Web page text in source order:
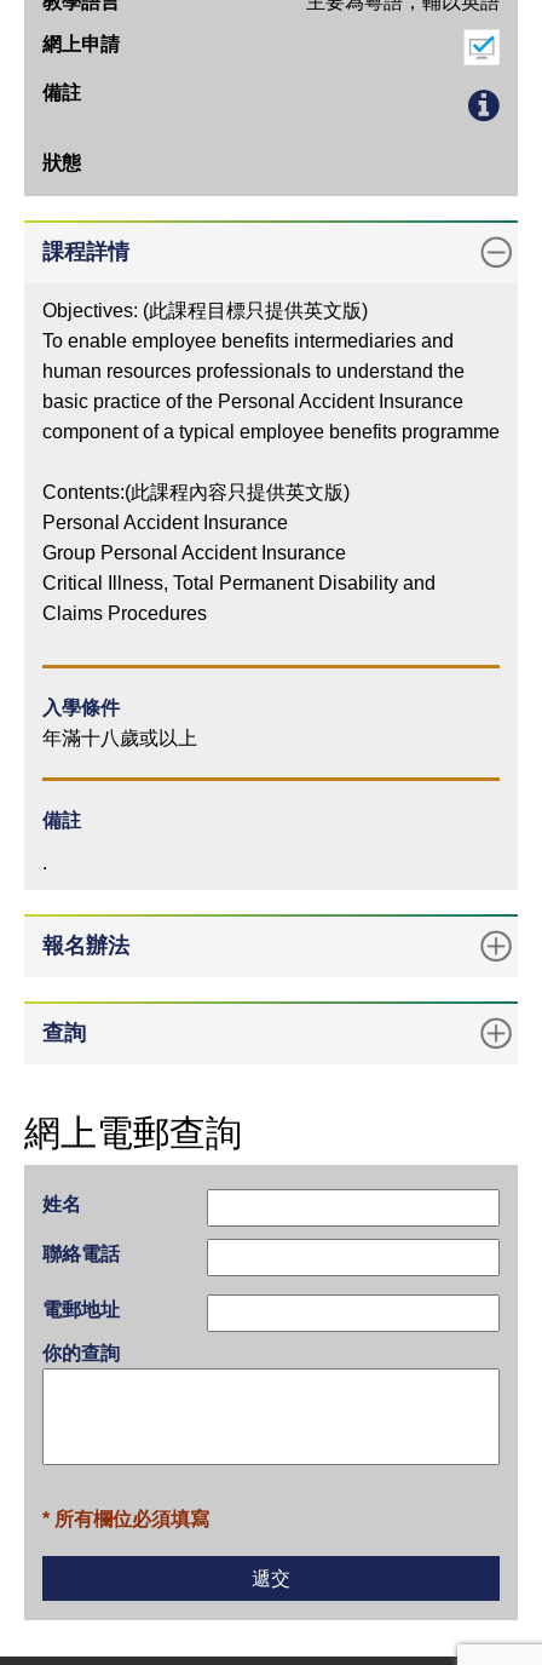
日
期
上
課
點
學
言
網
上
申
請
狀
態
課程詳情
Objectives: (此課程目標只提供英文版)
To enable employee benefits intermediaries and
human resources professionals to understand the
basic practice of the Personal Accident Insurance
component of a typical employee benefits programme
Contents:(此課程內容只提供英文版)
Personal Accident Insurance
Group Personal Accident Insurance
Critical Illness, Total Permanent Disability and
Claims Procedures
入學條件
年滿十八歲或以上
備註
.
報名辦法
查詢
網上電郵查詢
姓名
聯絡電話
電郵地址
你的查詢
* 所有欄位必須填寫